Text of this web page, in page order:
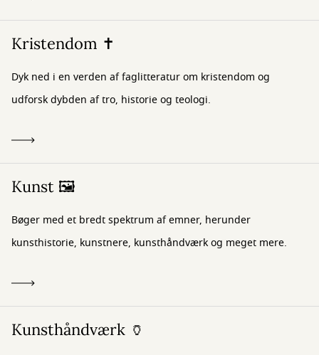
Kristendom ✝️
Dyk ned i en verden af faglitteratur om kristendom og
udforsk dybden af tro, historie og teologi.
Kunst 🖼️
Bøger med et bredt spektrum af emner, herunder
kunsthistorie, kunstnere, kunsthåndværk og meget mere.
Kunsthåndværk 🏺